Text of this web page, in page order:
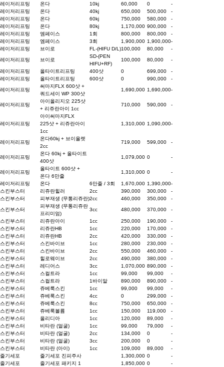
레이저리프팅
온다 10kj 60,000 0
-
레이저리프팅
온다 40kj 650,000 500,000
-
레이저리프팅
온다 60kj 750,000 580,000
-
레이저리프팅
온다 80kj 1,170,000 900,000
-
레이저리프팅
엠페이스 1회 800,000 800,000
-
레이저리프팅
엠페이스 3회 1,900,000 1,900,000-
레이저리프팅
브이로 FL-(HIFU D/L)100,000 80,000
-
레이저리프팅
브이로
SD-(PEN
HIFU+RF)
100,000 80,000 -
레이저리프팅 올타이트리프팅 400샷 0 699,000
-
레이저리프팅
올타이트리프팅 600샷 0 990,000
-
레이저리프팅
써마지FLX 600샷 +
쿼드세이 WP 300샷
1,690,000 1,690,000-
레이저리프팅
아이올리지오 225샷
+ 리쥬란아이 1cc
710,000 590,000 -
레이저리프팅
아이써마지FLX
225샷 + 리쥬란아이
1cc
1,310,000 1,090,000-
레이저리프팅
온다60kj + 브이올렛
2cc
719,000 599,000 -
레이저리프팅
온다 60kj + 올타이트
400샷
1,079,000 0 -
레이저리프팅
올타이트 600샷 +
온다 6만줄
1,310,000 0 -
레이저리프팅 온다 6만줄 / 3회 1,670,000 1,390,000-
스킨부스터
리쥬란힐러 2cc 390,000 300,000
-
스킨부스터
피부재생 (무통리쥬란)2cc 460,000 350,000
-
스킨부스터
피부재생 (무통리쥬란
프리미엄)
3cc 480,000 370,000 -
스킨부스터 리쥬란아이 1cc 250,000 190,000
-
스킨부스터
리쥬란HB 1cc 220,000 170,000
-
스킨부스터
리쥬란HB 2cc 420,000 330,000
-
스킨부스터
스킨바이브 1cc 280,000 230,000
-
스킨부스터
스킨바이브 2cc 550,000 460,000
-
스킨부스터
힐로웨이브 2cc 490,000 380,000
-
스킨부스터
레디어스 3cc 1,070,000 890,000
-
스킨부스터
스컬트라 1cc 99,000 99,000
-
스킨부스터
스컬트라 1바이알 890,000 890,000
-
스킨부스터
쥬베룩스킨 1cc 99,000 99,000
-
스킨부스터
쥬베룩스킨 4cc 0 299,000
-
스킨부스터
쥬베룩스킨 8cc 750,000 650,000
-
스킨부스터
쥬베룩볼륨 1cc 150,000 119,000
-
스킨부스터
올리디아 1cc 120,000 89,000
-
스킨부스터
비타란 (얼굴) 1cc 99,000 79,000
-
스킨부스터
비타란 (얼굴) 2cc 134,000 0
-
스킨부스터
비타란 (얼굴) 3cc 200,000 0
-
스킨부스터
비타란 (아이) 1cc 109,000 89,000
-
줄기세포
줄기세포 진피주사 1,300,000 0
-
줄기세포
줄기세포 패키지 1 1,850,000 0
-